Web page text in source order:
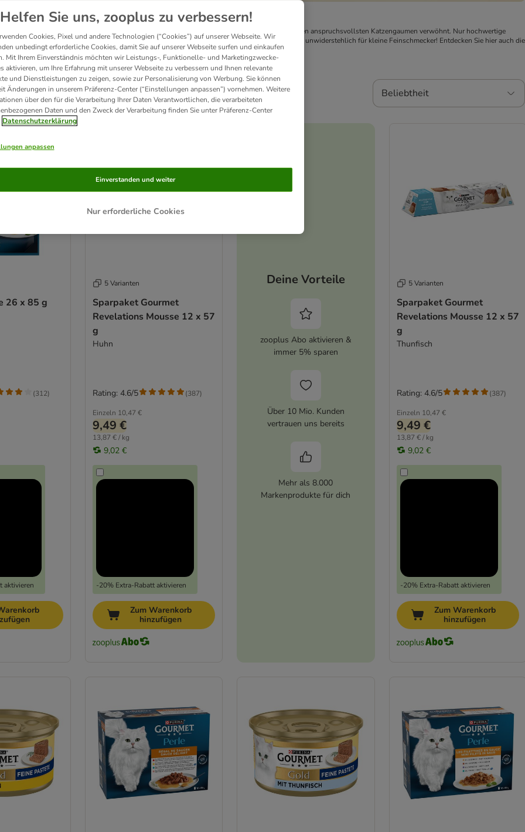
Vielfalt an unwiderstehlichen Kompositionen und Geschmackserlebnissen, die auch den anspruchsvollsten Katzengaumen verwöhnt. Nur hochwertige
Rezepturen kombiniert und sorgen für tägliche Abwechslung! Gourmet Katzenfutter - unwiderstehlich für kleine Feinschmecker! Entdecken Sie hier auch die
Perle, Soup und A la Carte
Beliebtheit
been changed
26 x 85 g
aktivieren
(312)
5 Varianten
Sparpaket Gourmet
Revelations Mousse 12 x 57
g
Huhn
Einzeln 10,47 €
9,49 €
13,87 € / kg
9,02 €
-20% Extra-Rabatt aktivieren
Rating: 4.6/5 (387)
Zum Warenkorb
hinzufügen
Deine Vorteile
zooplus Abo aktivieren &
immer 5% sparen
Über 10 Mio. Kunden
vertrauen uns bereits
Mehr als 8.000
Markenprodukte für dich
5 Varianten
Sparpaket Gourmet
Revelations Mousse 12 x 57
g
Thunfisch
Einzeln 10,47 €
9,49 €
13,87 € / kg
9,02 €
-20% Extra-Rabatt aktivieren
Rating: 4.6/5 (387)
Zum Warenkorb
hinzufügen
Helfen Sie uns, zooplus zu verbessern!
Cookies, Pixel und andere Technologien (“Cookies”) auf unserer Webseite. Wir
unbedingt erforderliche Cookies, damit Sie auf unserer Webseite surfen und einkaufen
Mit Ihrem Einverständnis möchten wir Leistungs-, Funktionelle- und Marketingzwecke-
aktivieren, um Ihre Erfahrung mit unserer Webseite zu verbessern und Ihnen relevante
und Dienstleistungen zu zeigen, sowie zur Personalisierung von Werbung. Sie können
Änderungen in unserem Präferenz-Center (“Einstellungen anpassen”) vornehmen. Weitere
über den für die Verarbeitung Ihrer Daten Verantwortlichen, die verarbeiteten
Daten und den Zweck der Verarbeitung finden Sie unter Präferenz-Center
Datenschutzerklärung
anpassen
Nur erforderliche Cookies
Einverstanden und weiter